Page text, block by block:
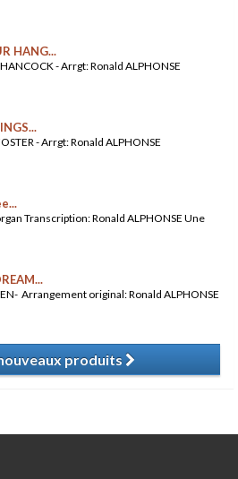
HANG...
- Arrgt: Ronald ALPHONSE
- Arrgt: Ronald ALPHONSE
Transcription: Ronald ALPHONSE Une
Arrangement original: Ronald ALPHONSE
produits